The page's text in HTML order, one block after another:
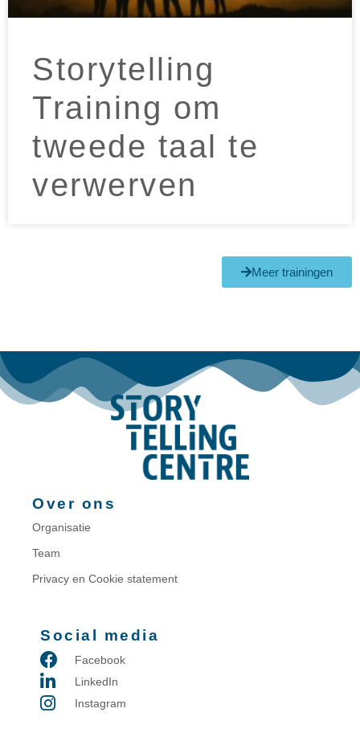
Storytelling
Training om
tweede taal te
verwerven
Meer trainingen
Over ons
Organisatie
Team
Privacy en Cookie statement
Social media
Facebook
LinkedIn
Instagram